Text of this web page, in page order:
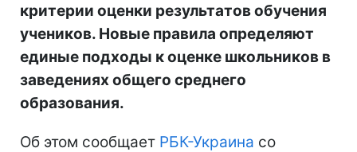
критерии оценки результатов обучения
учеников. Новые правила определяют
единые подходы к оценке школьников в
заведениях общего среднего
образования.
Об этом сообщает РБК-Украина со